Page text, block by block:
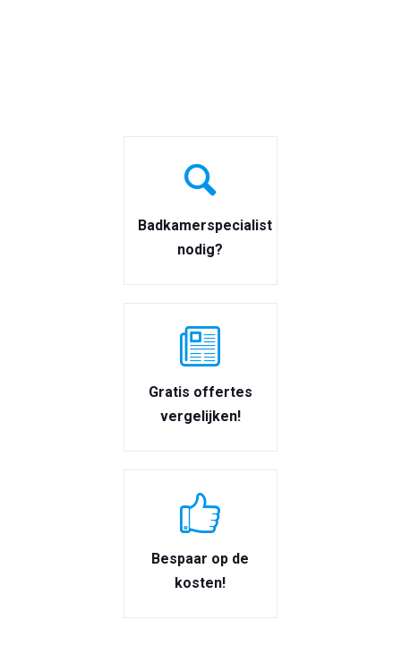
Badkamerspecialist
nodig?
Gratis offertes
vergelijken!
Bespaar op de
kosten!